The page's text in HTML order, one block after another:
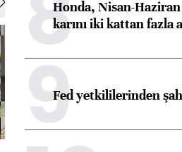
Honda, Nisan-
karını iki kattan fazla
9Fed yetkililerinden